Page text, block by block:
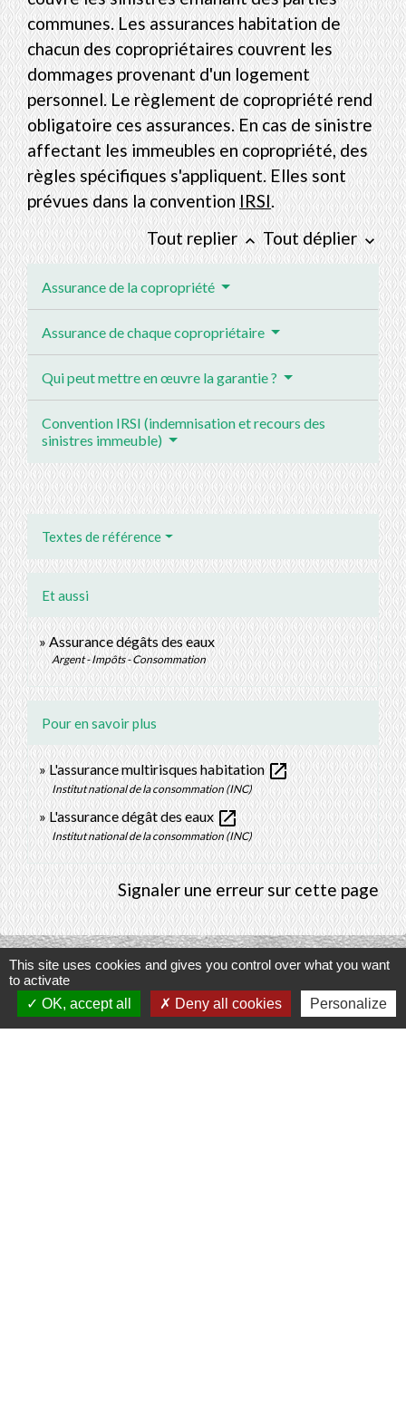
communes. Les assurances habitation de
chacun des copropriétaires couvrent les
dommages provenant d'un logement
personnel. Le règlement de copropriété rend
obligatoire ces assurances. En cas de sinistre
affectant les immeubles en copropriété, des
règles spécifiques s'appliquent. Elles sont
prévues dans la conventionIRSI.
Tout replier keyboard_arrow_up Tout déplier keyboard_arrow_down
Assurance de la copropriété
Assurance de chaque copropriétaire
Qui peut mettre en œuvre la garantie ?
Convention IRSI (indemnisation et recours des
sinistres immeuble)
Textes de référence
Et aussi
Assurance dégâts des eaux
Argent - Impôts - Consommation
Pour en savoir plus
L'assurance multirisques habitation open_in_new
Institut national de la consommation (INC)
L'assurance dégât des eauxopen_in_new
Institut national de la consommation (INC)
Signaler une erreur sur cette page
Contacts
Commune de Prunay-Cassereau
This site uses cookies and gives you control over what you want
to activate
OK, accept all
Deny all cookies Personalize